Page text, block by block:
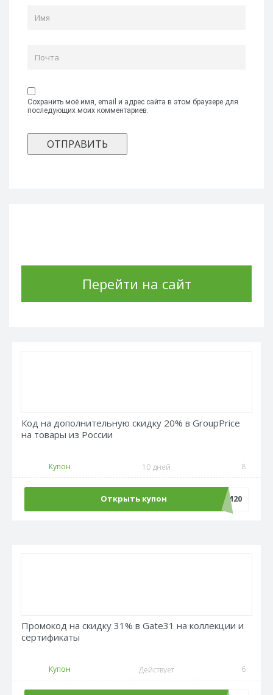
Сохранить моё имя, email и адрес сайта в этом браузере для
последующих моих комментариев.
Перейти на сайт
Код на дополнительную скидку 20% в GroupPrice
на товары из России
Купон 10 дней 8
Открыть купон ХОББИ20
Промокод на скидку 31% в Gate31 на коллекции и
сертификаты
Купон Действует 6